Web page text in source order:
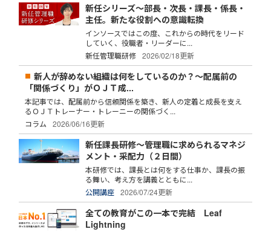
新任シリーズ～部長・次長・課長・係長・
主任。新たな役割への意識転換
インソースではこの度、これからの時代をリード
していく、役職者・リーダーに...
新任管理職研修
2026/02/18更新
新人が辞めない組織は何をしているのか？～配属前の
「関係づくり」がＯＪＴ成...
本記事では、配属前から信頼関係を築き、新人の定着と成長を支え
るＯＪＴトレーナー・トレーニーの関係づく...
コラム
2026/06/16更新
新任課長研修～管理職に求められるマネジ
メント・采配力（２日間）
本研修では、課長とは何をする仕事か、課長の振
る舞い、考え方を講義とともに...
公開講座
2026/07/24更新
全ての教育がこの一本で完結 Leaf
Lightning